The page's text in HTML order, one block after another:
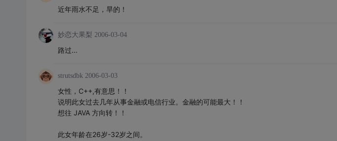
近年雨水不足，旱的！
妙恋大果梨 2006-03-04
路过...
strutsdbk 2006-03-03
女性，C++,有意思！！
说明此女过去几年从事金融或电信行业。金融的可能最大！！
想往 JAVA 方向转！！
此女年龄在26岁-32岁之间。